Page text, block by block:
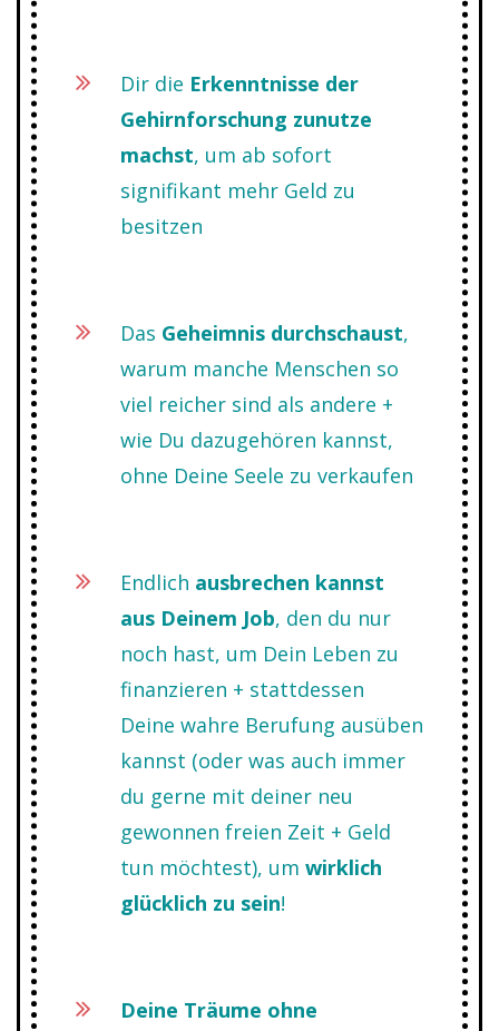
Dir die Erkenntnisse der
Gehirnforschung zunutze
machst, um ab sofort
signifikant mehr Geld zu
besitzen
Das Geheimnis durchschaust,
warum manche Menschen so
viel reicher sind als andere +
wie Du dazugehören kannst,
ohne Deine Seele zu verkaufen
Endlich ausbrechen kannst
aus Deinem Job, den du nur
noch hast, um Dein Leben zu
finanzieren + stattdessen
Deine wahre Berufung ausüben
kannst (oder was auch immer
du gerne mit deiner neu
gewonnen freien Zeit + Geld
tun möchtest), um wirklich
glücklich zu sein!
Deine Träume ohne